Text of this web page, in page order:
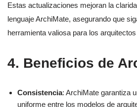
Estas actualizaciones mejoran la
lenguaje ArchiMate, asegurando que
herramienta valiosa para los
4. Beneficios de
Consistencia: ArchiMate garantiza
uniforme entre los modelos de